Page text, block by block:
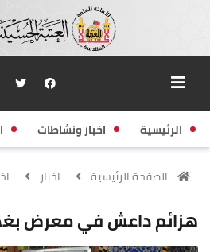
الرئيسية اخبار ونشاطات
الصفحة الرئيسية اخبار
هزائم داعش في معرض